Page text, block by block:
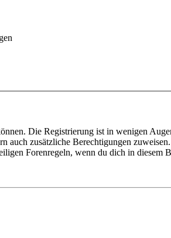
Die Registrierung ist in wenigen
zusätzliche Berechtigungen
Forenregeln, wenn du dich in diesem